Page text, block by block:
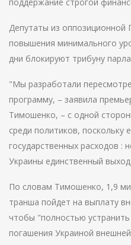
Депутаты из
повышения минимального
дни блокируют трибуну
"Мы разработали
программу, – заявила
Тимошенко, – с одной
среди политиков,
государственных расходов :
Украины единственный выход
По словам Тимошенко, 1,9
транша пойдет на выплату
чтобы "полностью
погашения Украиной